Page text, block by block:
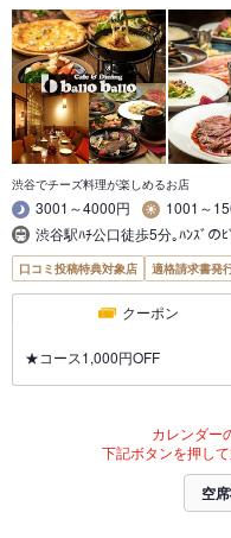
渋谷でチーズ料理が楽しめるお店
3001～4000円
1001～
渋谷駅ﾊﾁ公口徒歩5分｡ﾊﾝｽﾞのﾋ
口コミ投稿特典対象店 適格請求書発
クーポン
★コース1,000円OFF
カレンダー
下記ボタンを押し
空